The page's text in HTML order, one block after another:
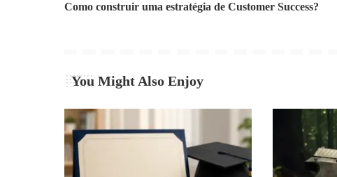
Como construir uma estratégia de Customer Success?
You Might Also Enjoy